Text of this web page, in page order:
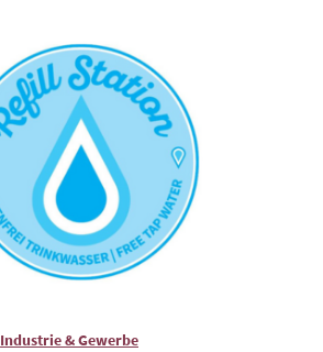
Industrie & Gewerbe